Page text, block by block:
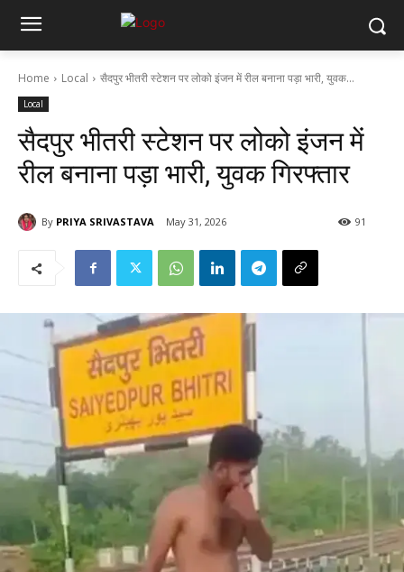
Home Local सैदपुर भीतरी स्टेशन पर लोको इंजन में रील बनाना पड़ा भारी, युवक...
Local
सैदपुर भीतरी स्टेशन पर लोको इंजन में
रील बनाना पड़ा भारी, युवक गिरफ्तार
By PRIYA SRIVASTAVA May 31, 2026 91